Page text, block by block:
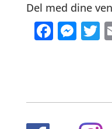
Del med dine